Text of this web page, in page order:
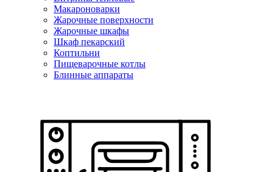
Макароноварки
Жарочные поверхности
Жарочные шкафы
Шкаф пекарский
Коптильни
Пищеварочные котлы
Блинные аппараты